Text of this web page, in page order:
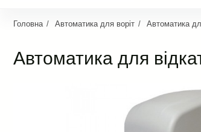
Головна Автоматика для воріт Автоматика
Автоматика для